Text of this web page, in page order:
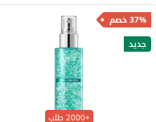
37% خصم
جديد
+2000 طلب